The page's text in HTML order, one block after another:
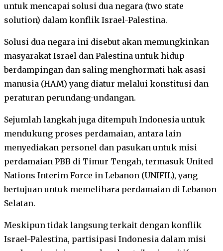
untuk mencapai solusi dua negara (two state
solution) dalam konflik Israel-Palestina.
Solusi dua negara ini disebut akan memungkinkan
masyarakat Israel dan Palestina untuk hidup
berdampingan dan saling menghormati hak asasi
manusia (HAM) yang diatur melalui konstitusi dan
peraturan perundang-undangan.
Sejumlah langkah juga ditempuh Indonesia untuk
mendukung proses perdamaian, antara lain
menyediakan personel dan pasukan untuk misi
perdamaian PBB di Timur Tengah, termasuk United
Nations Interim Force in Lebanon (UNIFIL), yang
bertujuan untuk memelihara perdamaian di Lebanon
Selatan.
Meskipun tidak langsung terkait dengan konflik
Israel-Palestina, partisipasi Indonesia dalam misi